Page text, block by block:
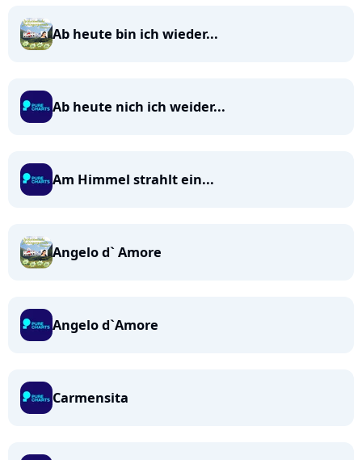
Ab heute bin ich wieder...
Ab heute nich ich weider...
Am Himmel strahlt ein...
Angelo d` Amore
Angelo d`Amore
Carmensita